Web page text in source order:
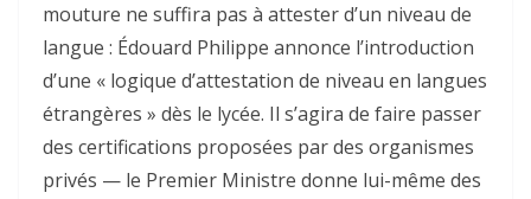
mouture ne suffira pas à attester d’un niveau de
langue : Édouard Philippe annonce l’introduction
d’une « logique d’attestation de niveau en langues
étrangères » dès le lycée. Il s’agira de faire passer
des certifications proposées par des organismes
privés — le Premier Ministre donne lui-même des